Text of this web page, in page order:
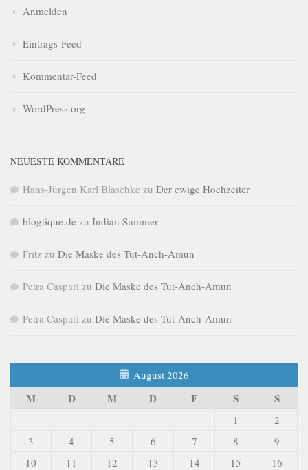
Anmelden
Eintrags-Feed
Kommentar-Feed
WordPress.org
NEUESTE KOMMENTARE
Hans-Jürgen Karl Blaschke zu Der ewige Hochzeiter
blogtique.de zu Indian Summer
Fritz zu Die Maske des Tut-Anch-Amun
Petra Caspari zu Die Maske des Tut-Anch-Amun
Petra Caspari zu Die Maske des Tut-Anch-Amun
August 2026
M D M D F S S
1
2
3
4 5 6 7 8
9
10
11 12 13 14 15
16